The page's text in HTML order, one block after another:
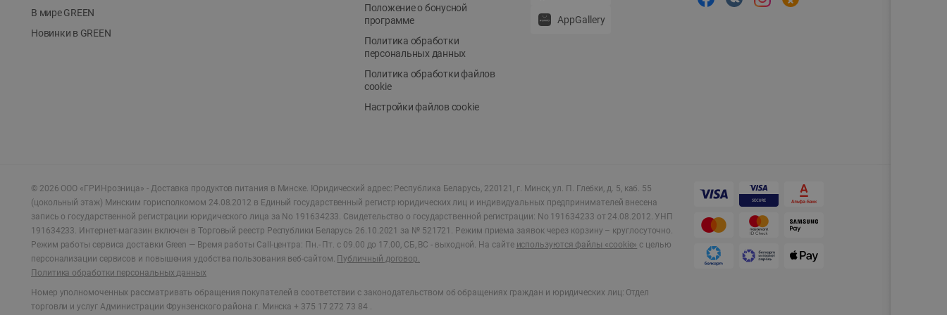
В мире GREEN
Новинки в GREEN
Положение о бонусной
программе
Политика обработки
персональных данных
Политика обработки файлов
cookie
Настройки файлов cookie
AppGallery
© 2026 ООО «ГРИНрозница» - Доставка продуктов питания в Минске. Юридический адрес: Республика Беларусь, 220121, г. Минск, ул. П. Глебки, д. 5, каб. 55
(цокольный этаж) Минским горисполкомом 24.08.2012 в Единый государственный регистр юридических лиц и индивидуальных предпринимателей внесена
запись о государственной регистрации юридического лица за No 191634233. Свидетельство о государственной регистрации: No 191634233 от 24.08.2012. УНП
191634233. Интернет-магазин включен в Торговый реестр Республики Беларусь 26.10.2021 за № 521721. Режим приема заявок через корзину – круглосуточно.
Режим работы сервиса доставки Green — Время работы Call-центра: Пн.- Пт. с 09.00 до 17.00, СБ, ВС - выходной. На сайте используются файлы «cookie» с целью
персонализации сервисов и повышения удобства пользования веб-сайтом. Публичный договор.
Политика обработки персональных данных
Номер уполномоченных рассматривать обращения покупателей в соответствии с законодательством об обращениях граждан и юридических лиц: Отдел
торговли и услуг Администрации Фрунзенского района г. Минска + 375 17 272 73 84 .